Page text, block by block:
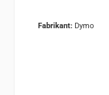
Fabrikant: Dymo